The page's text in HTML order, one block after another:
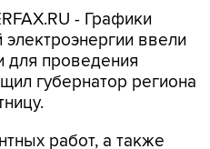
для проведения
губернатор региона
работ, а также
ввести графики